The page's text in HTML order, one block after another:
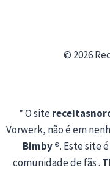
© 2026
* O site
Vorwerk, não é em
Bimby ®. Este site
comunidade de fãs .